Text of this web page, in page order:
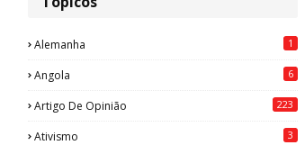
Alemanha 1
Angola 6
Artigo De Opinião 223
Ativismo 3